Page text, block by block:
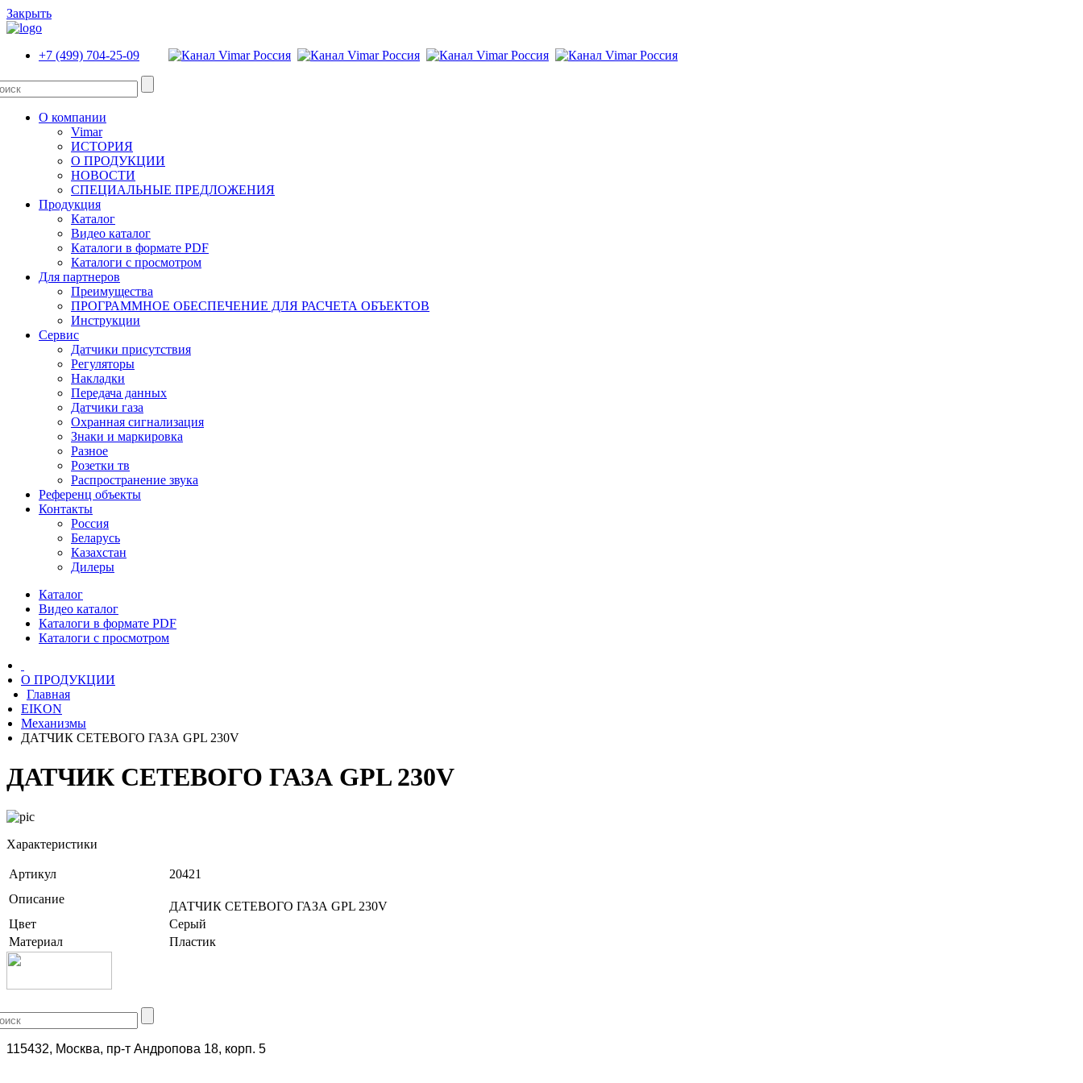
Закрыть
+7 (499) 704-25-09
О компании
Vimar
ИСТОРИЯ
О ПРОДУКЦИИ
НОВОСТИ
СПЕЦИАЛЬНЫЕ ПРЕДЛОЖЕНИЯ
Продукция
Каталог
Видео каталог
Каталоги в формате PDF
Каталоги с просмотром
Для партнеров
Преимущества
ПРОГРАММНОЕ ОБЕСПЕЧЕНИЕ ДЛЯ РАСЧЕТА ОБЪЕКТОВ
Инструкции
Сервис
Датчики присутствия
Регуляторы
Накладки
Передача данных
Датчики газа
Охранная сигнализация
Знаки и маркировка
Разное
Розетки тв
Распространение звука
Референц объекты
Контакты
Россия
Беларусь
Казахстан
Дилеры
Каталог
Видео каталог
Каталоги в формате PDF
Каталоги с просмотром
О ПРОДУКЦИИ
Главная
EIKON
Механизмы
ДАТЧИК СЕТЕВОГО ГАЗА GPL 230V
ДАТЧИК СЕТЕВОГО ГАЗА GPL 230V
Характеристики
Артикул
20421
Описание
ДАТЧИК СЕТЕВОГО ГАЗА GPL 230V
Цвет
Серый
Материал
Пластик
115432, Москва, пр-т Андропова 18, корп. 5